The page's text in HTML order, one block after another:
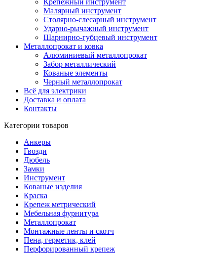
Крепежный инструмент
Малярный инструмент
Столярно-слесарный инструмент
Ударно-рычажный инструмент
Шарнирно-губцевый инструмент
Металлопрокат и ковка
Алюминиевый металлопрокат
Забор металлический
Кованые элементы
Черный металлопрокат
Всё для электрики
Доставка и оплата
Контакты
Категории товаров
Анкеры
Гвозди
Дюбель
Замки
Инструмент
Кованые изделия
Краска
Крепеж метрический
Мебельная фурнитура
Металлопрокат
Монтажные ленты и скотч
Пена, герметик, клей
Перфорированный крепеж